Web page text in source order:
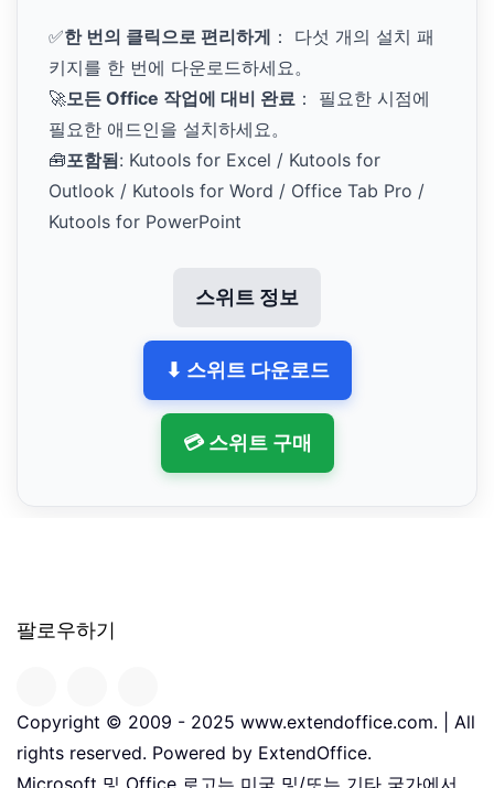
✅한 번의 클릭으로 편리하게 ： 다섯 개의 설치 패
키지를 한 번에 다운로드하세요。
🚀모든 Office 작업에 대비 완료 ： 필요한 시점에
필요한 애드인을 설치하세요。
🧰포함됨: Kutools for Excel / Kutools for
Outlook / Kutools for Word / Office Tab Pro /
Kutools for PowerPoint
스위트 정보
⬇ 스위트 다운로드
💳 스위트 구매
팔로우하기
Copyright © 2009 - 2025 www.extendoffice.com. | All
rights reserved. Powered by ExtendOffice.
Microsoft 및 Office 로고는 미국 및/또는 기타 국가에서